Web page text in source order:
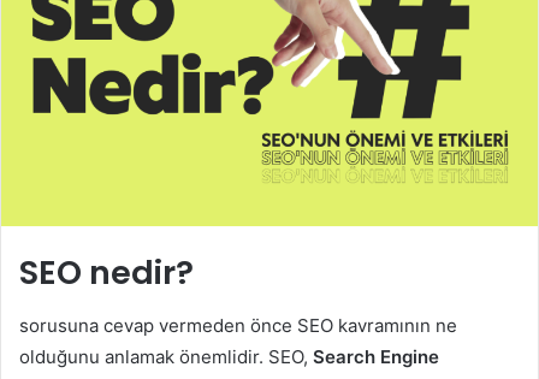
SEO nedir?
sorusuna cevap vermeden önce SEO kavramının ne
olduğunu anlamak önemlidir. SEO, Search Engine